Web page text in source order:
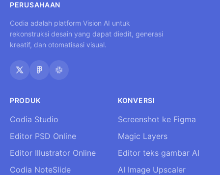
PERUSAHAAN
Codia adalah platform Vision AI untuk
rekonstruksi desain yang dapat diedit, generasi
kreatif, dan otomatisasi visual.
PRODUK
Codia Studio
Editor PSD Online
Editor Illustrator Online
Codia NoteSlide
KONVERSI
Screenshot ke Figma
Magic Layers
Editor teks gambar AI
AI Image Upscaler